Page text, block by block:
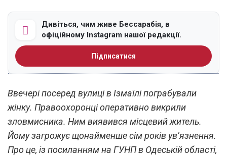
Дивіться, чим живе Бессарабія, в
офіційному Instagram нашої редакції.
Підписатися
Ввечері посеред вулиці в Ізмаїлі пограбували
жінку. Правоохоронці оперативно викрили
зловмисника. Ним виявився місцевий житель.
Йому загрожує щонайменше сім років ув’язнення.
Про це, із посиланням на ГУНП в Одеській області,